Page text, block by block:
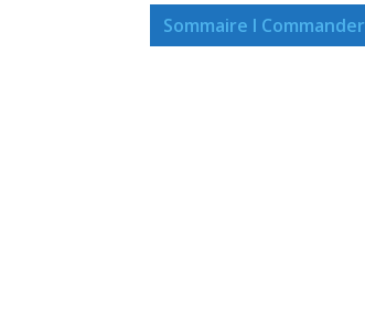
Sommaire I Commander